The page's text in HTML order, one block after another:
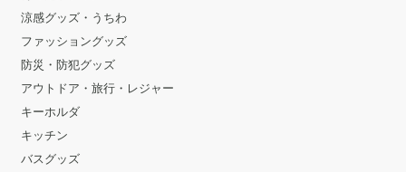
涼感グッズ・うちわ
ファッショングッズ
防災・防犯グッズ
アウトドア・旅行・レジャー
キーホルダ
キッチン
バスグッズ